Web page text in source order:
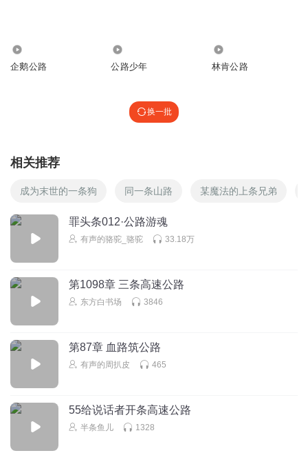
企鹅公路 公路少年 林肯公路
换一批
相关推荐
成为末世的一条狗 同一条山路 某魔法的上条兄弟
罪头条012·公路游魂
有声的骆驼_骆驼 33.18万
第1098章 三条高速公路
东方白书场 3846
第87章 血路筑公路
有声的周扒皮 465
55给说话者开条高速公路
半条鱼儿 1328